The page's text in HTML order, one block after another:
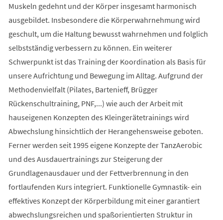
Muskeln gedehnt und der Körper insgesamt harmonisch
ausgebildet. Insbesondere die Körperwahrnehmung wird
geschult, um die Haltung bewusst wahrnehmen und folglich
selbstständig verbessern zu können. Ein weiterer
Schwerpunkt ist das Training der Koordination als Basis für
unsere Aufrichtung und Bewegung im Alltag. Aufgrund der
Methodenvielfalt (Pilates, Bartenieff, Brügger
Rückenschultraining, PNF,...) wie auch der Arbeit mit
hauseigenen Konzepten des Kleingerätetrainings wird
Abwechslung hinsichtlich der Herangehensweise geboten.
Ferner werden seit 1995 eigene Konzepte der TanzAerobic
und des Ausdauertrainings zur Steigerung der
Grundlagenausdauer und der Fettverbrennung in den
fortlaufenden Kurs integriert. Funktionelle Gymnastik- ein
effektives Konzept der Körperbildung mit einer garantiert
abwechslungsreichen und spaßorientierten Struktur in